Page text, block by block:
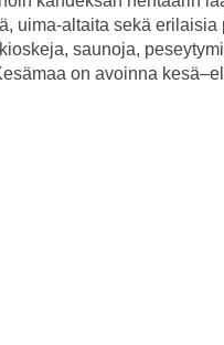
uima-altaita sekä
saunoja,
on avoinna